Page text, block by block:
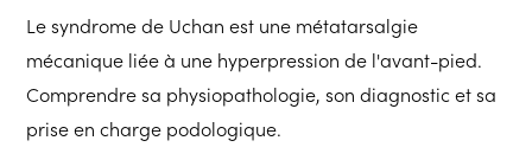
Le syndrome de Uchan est une métatarsalgie
mécanique liée à une hyperpression de l'avant-pied.
Comprendre sa physiopathologie, son diagnostic et sa
prise en charge podologique.